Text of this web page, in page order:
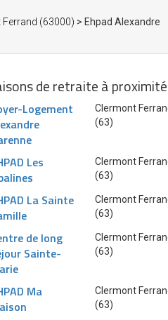
(63000) > Ehpad Alexandre
de retraite à proximité
Logement
Clermont
(63)
Les
Clermont
(63)
La Sainte
Clermont
(63)
de long
Sainte-
Clermont
(63)
Ma
Clermont
(63)